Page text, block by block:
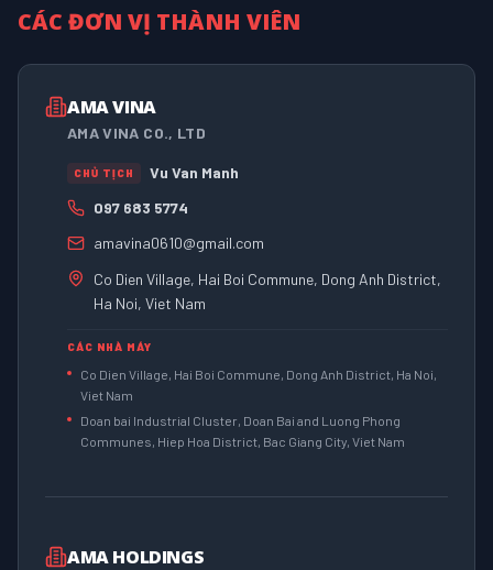
CÁC ĐƠN VỊ THÀNH VIÊN
AMA VINA
AMA VINA CO., LTD
CHỦ TỊCH
Vu Van Manh
097 683 5774
amavina0610@gmail.com
Co Dien Village, Hai Boi Commune, Dong Anh District,
Ha Noi, Viet Nam
CÁC NHÀ MÁY
Co Dien Village, Hai Boi Commune, Dong Anh District, Ha Noi,
Viet Nam
Doan bai Industrial Cluster, Doan Bai and Luong Phong
Communes, Hiep Hoa District, Bac Giang City, Viet Nam
AMA HOLDINGS